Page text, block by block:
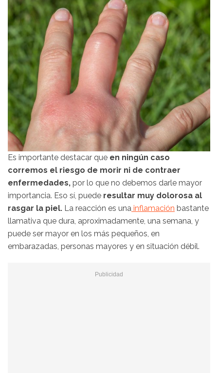
Es importante destacar que en ningún caso
corremos el riesgo de morir ni de contraer
enfermedades, por lo que no debemos darle mayor
importancia. Eso sí, puede resultar muy dolorosa al
rasgar la piel. La reacción es una inflamación bastante
llamativa que dura, aproximadamente, una semana, y
puede ser mayor en los más pequeños, en
embarazadas, personas mayores y en situación débil.